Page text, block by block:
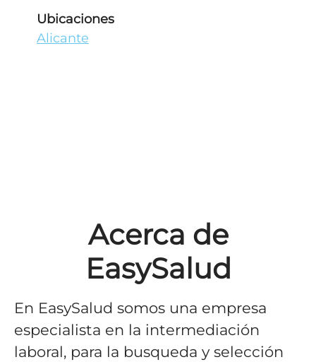
Ubicaciones
Alicante
Acerca de
EasySalud
En EasySalud somos una empresa
especialista en la intermediación
laboral, para la busqueda y selección